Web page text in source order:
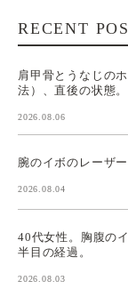
RECENT
肩甲骨とうなじの
法）、直後の状態。
2026.08.06
腕のイボのレーザ
2026.08.04
40代女性。胸腹の
半目の経過。
2026.08.03